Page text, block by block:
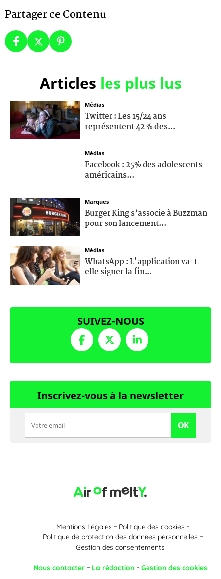
Partager ce Contenu
Articles les plus lus
Médias
Twitter : Les 15/24 ans
représentent 42 % des...
Médias
Facebook : 25% des adolescents
américains...
Marques
Burger King s’associe à Buzzman
pour son lancement...
Médias
WhatsApp : L'application va-t-
elle signer la fin...
SUIVEZ-NOUS
Inscrivez-vous à la newsletter
OK
Mentions Légales
Politique des cookies
Politique de protection des données personnelles
Gestion des consentements
Nous contacter La rédaction Gestion des cookies